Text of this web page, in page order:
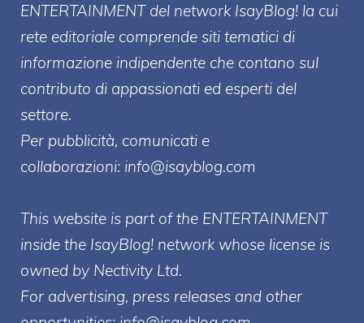
ENTERTAINMENT del network IsayBlog! la cui
rete editoriale comprende siti tematici di
informazione indipendente che contano sul
contributo di appassionati ed esperti del
settore.
Per pubblicità, comunicati e
collaborazioni: info@isayblog.com
This website is part of the ENTERTAINMENT
inside the IsayBlog! network whose license is
owned by Nectivity Ltd.
For advertising, press releases and other